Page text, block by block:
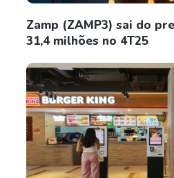
Zamp (ZAMP3) sai do
31,4 milhões no 4T25